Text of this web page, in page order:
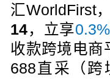
汇WorldFirst
14，立享
收款跨境电商
688直采（跨